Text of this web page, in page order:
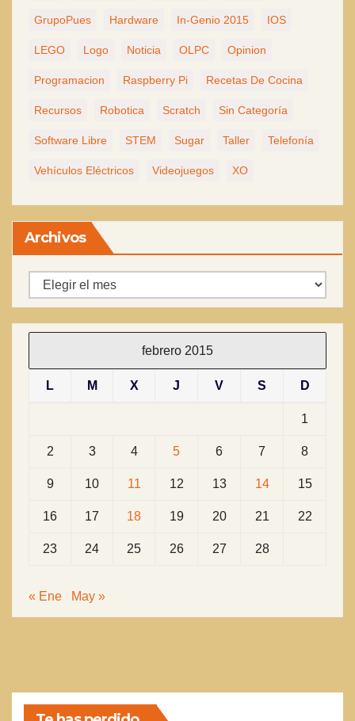
GrupoPues Hardware In-Genio 2015 IOS
LEGO Logo Noticia OLPC Opinion
Programacion Raspberry Pi Recetas De Cocina
Recursos Robotica Scratch Sin Categoría
Software Libre STEM Sugar Taller Telefonía
Vehículos Eléctricos Videojuegos XO
Archivos
Archivos
febrero 2015
L M X J V S D
1
2 3 4 5 6 7 8
9 10 11 12 13 14 15
16 17 18 19 20 21 22
23 24 25 26 27 28
« Ene May »